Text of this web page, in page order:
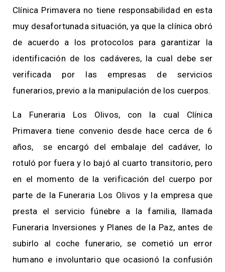
Clínica Primavera no tiene responsabilidad en esta
muy desafortunada situación, ya que la clínica obró
de acuerdo a los protocolos para garantizar la
identificación de los cadáveres, la cual debe ser
verificada por las empresas de servicios
funerarios, previo a la manipulación de los cuerpos.
La Funeraria Los Olivos, con la cual Clínica
Primavera tiene convenio desde hace cerca de 6
años, se encargó del embalaje del cadáver, lo
rotuló por fuera y lo bajó al cuarto transitorio, pero
en el momento de la verificación del cuerpo por
parte de la Funeraria Los Olivos y la empresa que
presta el servicio fúnebre a la familia, llamada
Funeraria Inversiones y Planes de la Paz, antes de
subirlo al coche funerario, se cometió un error
humano e involuntario que ocasionó la confusión